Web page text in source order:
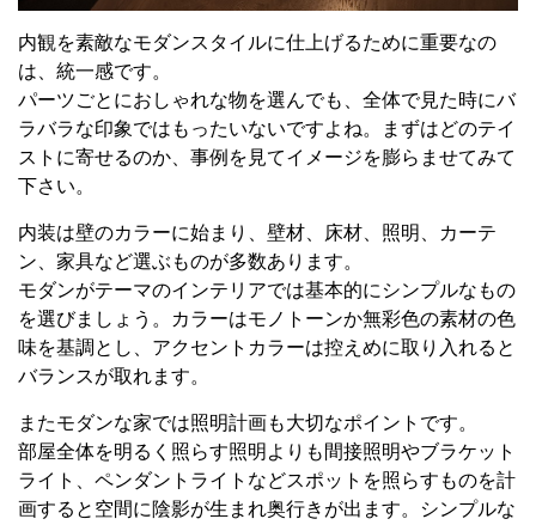
内観を素敵なモダンスタイルに仕上げるために重要なの
は、統一感です。
パーツごとにおしゃれな物を選んでも、全体で見た時にバ
ラバラな印象ではもったいないですよね。まずはどのテイ
ストに寄せるのか、事例を見てイメージを膨らませてみて
下さい。
内装は壁のカラーに始まり、壁材、床材、照明、カーテ
ン、家具など選ぶものが多数あります。
モダンがテーマのインテリアでは基本的にシンプルなもの
を選びましょう。カラーはモノトーンか無彩色の素材の色
味を基調とし、アクセントカラーは控えめに取り入れると
バランスが取れます。
またモダンな家では照明計画も大切なポイントです。
部屋全体を明るく照らす照明よりも間接照明やブラケット
ライト、ペンダントライトなどスポットを照らすものを計
画すると空間に陰影が生まれ奥行きが出ます。シンプルな